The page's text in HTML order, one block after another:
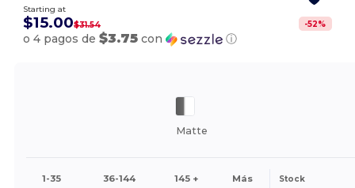
Starting at
$15.00$31.54 -52%
o 4 pagos de$3.75 con ⓘ
Matte
1-35 36-144 145 + Más Stock